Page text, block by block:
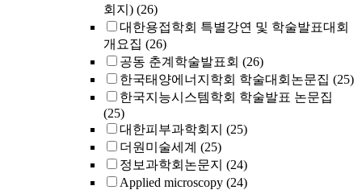
회지) (26)
대한용접학회 특별강연 및 학술발표대회
개요집 (26)
공동 춘계학술발표회 (26)
한국태양에너지학회 학술대회논문집 (25)
한국지능시스템학회 학술발표 논문집
(25)
대한피부과학회지 (25)
더원미술세계 (25)
정보과학회논문지 (24)
Applied microscopy (24)